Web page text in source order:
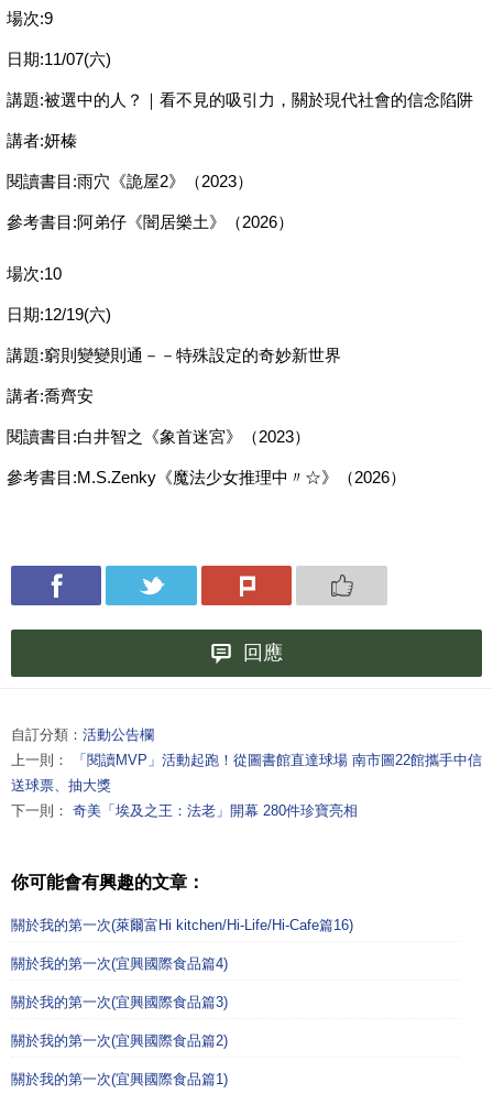
場次:9
日期:11/07(六)
講題:被選中的人？｜看不見的吸引力，關於現代社會的信念陷阱
講者:妍榛
閱讀書目:雨穴《詭屋2》（2023）
參考書目:阿弟仔《闇居樂土》（2026）
場次:10
日期:12/19(六)
講題:窮則變變則通－－特殊設定的奇妙新世界
講者:喬齊安
閱讀書目:白井智之《象首迷宮》（2023）
參考書目:M.S.Zenky《魔法少女推理中〃☆》（2026）
回應
自訂分類： 活動公告欄
上一則：
「閱讀MVP」活動起跑！從圖書館直達球場 南市圖22館攜手中信
送球票、抽大獎
下一則： 奇美「埃及之王：法老」開幕 280件珍寶亮相
你可能會有興趣的文章：
關於我的第一次(萊爾富Hi kitchen/Hi-Life/Hi-Cafe篇16)
關於我的第一次(宜興國際食品篇4)
關於我的第一次(宜興國際食品篇3)
關於我的第一次(宜興國際食品篇2)
關於我的第一次(宜興國際食品篇1)